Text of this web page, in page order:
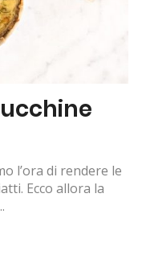
l’ora di rendere le
Ecco allora la